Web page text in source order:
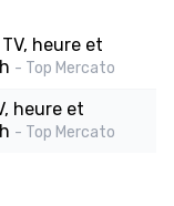
heure et
- Top Mercato
heure et
- Top Mercato